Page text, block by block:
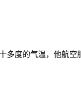
度的气温，他航空